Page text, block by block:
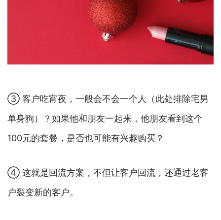
③ 客户吃宵夜，一般会不会一个人（此处排除宅男
单身狗）？如果他和朋友一起来，他朋友看到这个
100元的套餐，是否也可能有兴趣购买？
④ 这就是回流方案，不但让客户回流，还通过老客
户裂变新的客户。